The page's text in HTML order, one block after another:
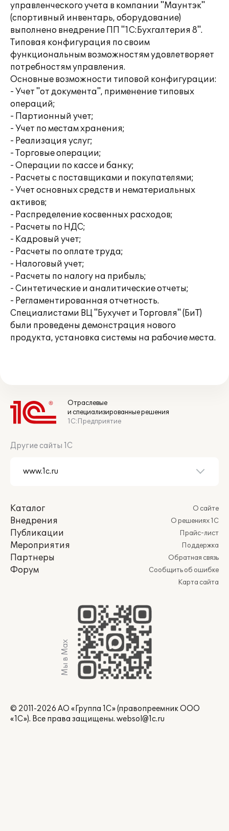
управленческого учета в компании "Маунтэк"
(спортивный инвентарь, оборудование)
выполнено внедрение ПП "1С:Бухгалтерия 8".
Типовая конфигурация по своим
функциональным возможностям удовлетворяет
потребностям управления.
Основные возможности типовой конфигурации:
- Учет "от документа", применение типовых
операций;
- Партионный учет;
- Учет по местам хранения;
- Реализация услуг;
- Торговые операции;
- Операции по кассе и банку;
- Расчеты с поставщиками и покупателями;
- Учет основных средств и нематериальных
активов;
- Распределение косвенных расходов;
- Расчеты по НДС;
- Кадровый учет;
- Расчеты по оплате труда;
- Налоговый учет;
- Расчеты по налогу на прибыль;
- Синтетические и аналитические отчеты;
- Регламентированная отчетность.
Специалистами ВЦ "Бухучет и Торговля" (БиТ)
были проведены демонстрация нового
продукта, установка системы на рабочие места.
Отраслевые
и специализированные решения
1С:Предприятие
Другие сайты 1С
Каталог
Внедрения
Публикации
Мероприятия
Партнеры
Форум
О сайте
О решениях 1С
Прайс-лист
Поддержка
Обратная связь
Сообщить об ошибке
Карта сайта
Мы в Max
© 2011-2026 АО «Группа 1С» (правопреемник ООО
«1С»). Все права защищены. websol@1c.ru